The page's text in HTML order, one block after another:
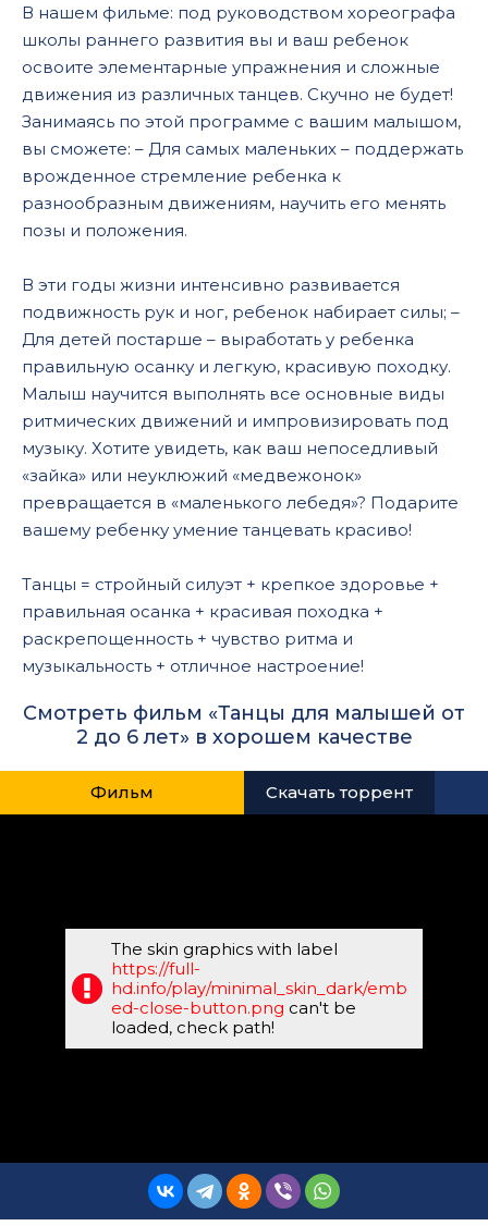
В нашем фильме: под руководством хореографа
школы раннего развития вы и ваш ребенок
освоите элементарные упражнения и сложные
движения из различных танцев. Скучно не будет!
Занимаясь по этой программе с вашим малышом,
вы сможете: – Для самых маленьких – поддержать
врожденное стремление ребенка к
разнообразным движениям, научить его менять
позы и положения.
В эти годы жизни интенсивно развивается
подвижность рук и ног, ребенок набирает силы; –
Для детей постарше – выработать у ребенка
правильную осанку и легкую, красивую походку.
Малыш научится выполнять все основные виды
ритмических движений и импровизировать под
музыку. Хотите увидеть, как ваш непоседливый
«зайка» или неуклюжий «медвежонок»
превращается в «маленького лебедя»? Подарите
вашему ребенку умение танцевать красиво!
Танцы = стройный силуэт + крепкое здоровье +
правильная осанка + красивая походка +
раскрепощенность + чувство ритма и
музыкальность + отличное настроение!
Смотреть фильм «Танцы для малышей от
2 до 6 лет» в хорошем качестве
Фильм Скачать торрент
The skin graphics with label
https://full-
hd.info/play/minimal_skin_dark/emb
ed-close-button.png can't be
loaded, check path!